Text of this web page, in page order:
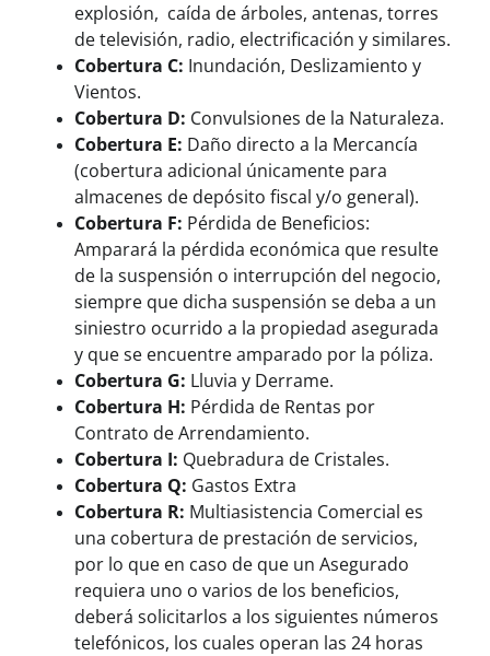
explosión, caída de árboles, antenas, torres
de televisión, radio, electrificación y similares.
Cobertura C: Inundación, Deslizamiento y
Vientos.
Cobertura D: Convulsiones de la Naturaleza.
Cobertura E: Daño directo a la Mercancía
(cobertura adicional únicamente para
almacenes de depósito fiscal y/o general).
Cobertura F: Pérdida de Beneficios:
Amparará la pérdida económica que resulte
de la suspensión o interrupción del negocio,
siempre que dicha suspensión se deba a un
siniestro ocurrido a la propiedad asegurada
y que se encuentre amparado por la póliza.
Cobertura G: Lluvia y Derrame.
Cobertura H: Pérdida de Rentas por
Contrato de Arrendamiento.
Cobertura I: Quebradura de Cristales.
Cobertura Q: Gastos Extra
Cobertura R: Multiasistencia Comercial es
una cobertura de prestación de servicios,
por lo que en caso de que un Asegurado
requiera uno o varios de los beneficios,
deberá solicitarlos a los siguientes números
telefónicos, los cuales operan las 24 horas